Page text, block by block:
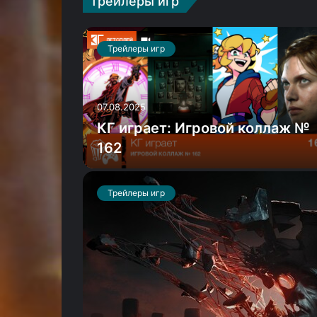
Трейлеры игр
Трейлеры игр
09.12.2025
Myst-подобный российский
квест Sublustrum
с расширенным ремейком